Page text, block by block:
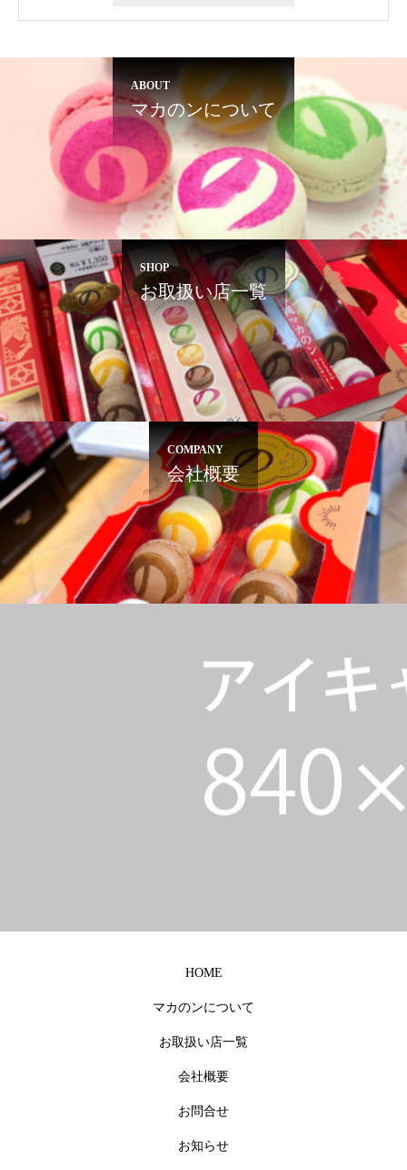
ABOUT
マカのンについて
SHOP
お取扱い店一覧
COMPANY
会社概要
沖縄 マカのン
HOME
マカのンについて
お取扱い店一覧
会社概要
お問合せ
お知らせ